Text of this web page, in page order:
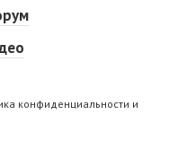
конфиденциальности и